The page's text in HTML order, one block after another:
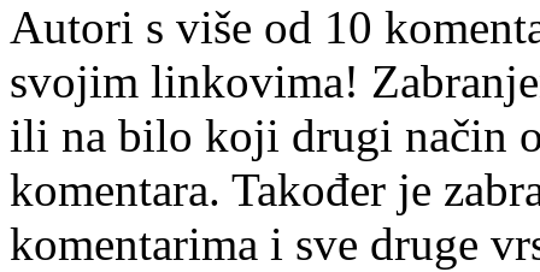
Autori s više od 10
svojim linkovima!
ili na bilo koji drugi način
komentara. Također je
komentarima i sve druge